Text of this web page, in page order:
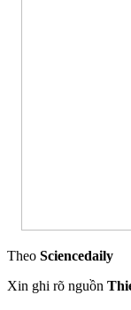
Theo Sciencedaily
Xin ghi rõ nguồn